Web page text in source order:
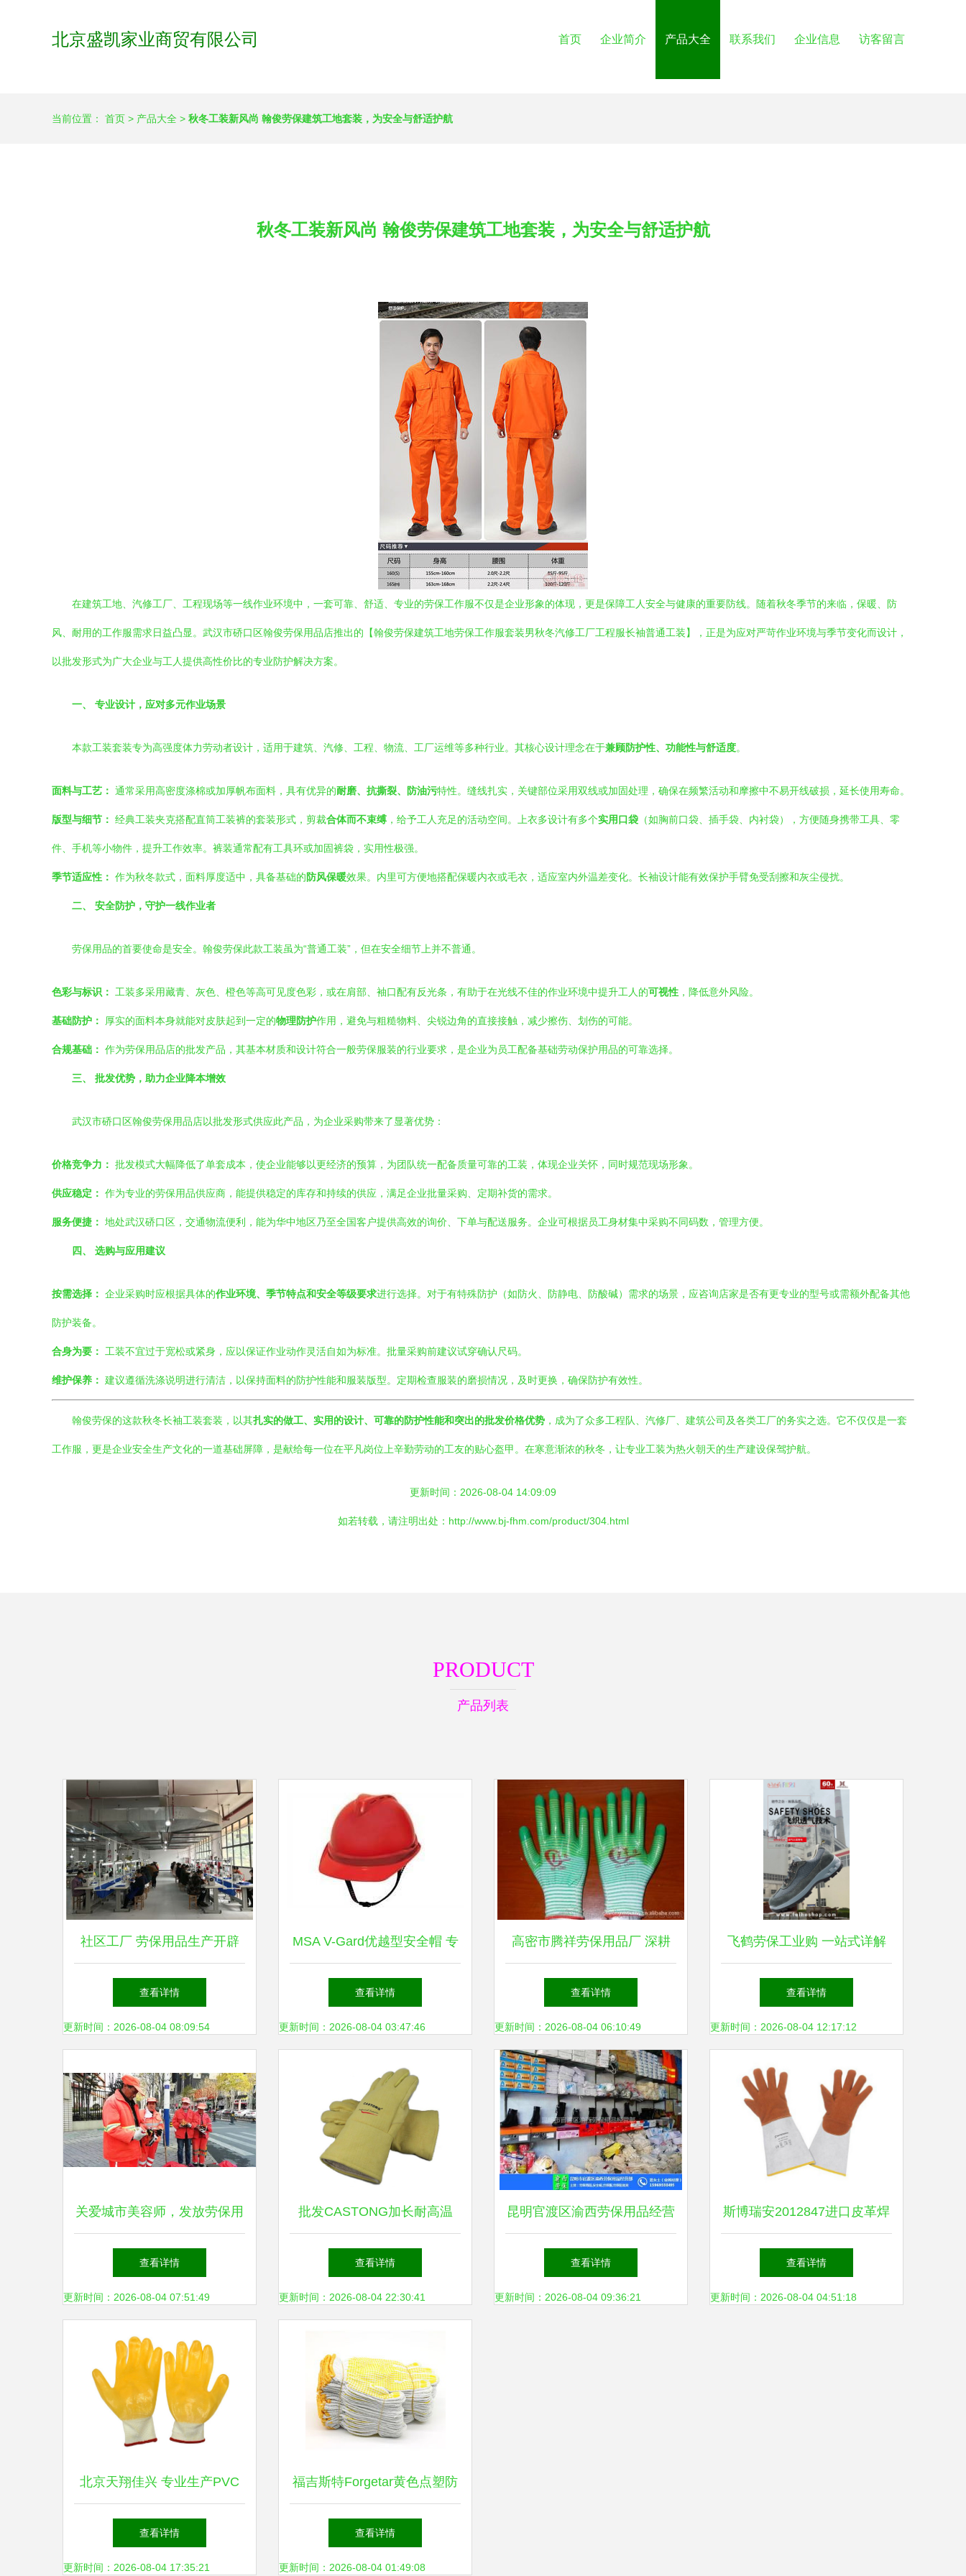
北京盛凯家业商贸有限公司 首页 企业简介 产品大全 联系我们 企业信息 访客留言
当前位置： 首页 > 产品大全 > 秋冬工装新风尚 翰俊劳保建筑工地套装，为安全与舒适护航
秋冬工装新风尚 翰俊劳保建筑工地套装，为安全与舒适护航
在建筑工地、汽修工厂、工程现场等一线作业环境中，一套可靠、舒适、专业的劳保工作服不仅是企业形象的体现，更是保障工人安全与健康的重要防线。随着秋冬季节的来临，保暖、防
风、耐用的工作服需求日益凸显。武汉市硚口区翰俊劳保用品店推出的【翰俊劳保建筑工地劳保工作服套装男秋冬汽修工厂工程服长袖普通工装】，正是为应对严苛作业环境与季节变化而设计，
以批发形式为广大企业与工人提供高性价比的专业防护解决方案。
一、 专业设计，应对多元作业场景
本款工装套装专为高强度体力劳动者设计，适用于建筑、汽修、工程、物流、工厂运维等多种行业。其核心设计理念在于兼顾防护性、功能性与舒适度。
面料与工艺： 通常采用高密度涤棉或加厚帆布面料，具有优异的耐磨、抗撕裂、防油污特性。缝线扎实，关键部位采用双线或加固处理，确保在频繁活动和摩擦中不易开线破损，延长使用寿命。
版型与细节： 经典工装夹克搭配直筒工装裤的套装形式，剪裁合体而不束缚 ，给予工人充足的活动空间。上衣多设计有多个实用口袋 （如胸前口袋、插手袋、内衬袋），方便随身携带工具、零
件、手机等小物件，提升工作效率。裤装通常配有工具环或加固裤袋，实用性极强。
季节适应性： 作为秋冬款式，面料厚度适中，具备基础的防风保暖效果。内里可方便地搭配保暖内衣或毛衣，适应室内外温差变化。长袖设计能有效保护手臂免受刮擦和灰尘侵扰。
二、 安全防护，守护一线作业者
劳保用品的首要使命是安全。翰俊劳保此款工装虽为“普通工装”，但在安全细节上并不普通。
色彩与标识： 工装多采用藏青、灰色、橙色等高可见度色彩，或在肩部、袖口配有反光条，有助于在光线不佳的作业环境中提升工人的可视性 ，降低意外风险。
基础防护： 厚实的面料本身就能对皮肤起到一定的物理防护作用，避免与粗糙物料、尖锐边角的直接接触，减少擦伤、划伤的可能。
合规基础： 作为劳保用品店的批发产品，其基本材质和设计符合一般劳保服装的行业要求，是企业为员工配备基础劳动保护用品的可靠选择。
三、 批发优势，助力企业降本增效
武汉市硚口区翰俊劳保用品店以批发形式供应此产品，为企业采购带来了显著优势：
价格竞争力： 批发模式大幅降低了单套成本，使企业能够以更经济的预算，为团队统一配备质量可靠的工装，体现企业关怀，同时规范现场形象。
供应稳定： 作为专业的劳保用品供应商，能提供稳定的库存和持续的供应，满足企业批量采购、定期补货的需求。
服务便捷： 地处武汉硚口区，交通物流便利，能为华中地区乃至全国客户提供高效的询价、下单与配送服务。企业可根据员工身材集中采购不同码数，管理方便。
四、 选购与应用建议
按需选择： 企业采购时应根据具体的作业环境、季节特点和安全等级要求进行选择。对于有特殊防护（如防火、防静电、防酸碱）需求的场景，应咨询店家是否有更专业的型号或需额外配备其他
防护装备。
合身为要： 工装不宜过于宽松或紧身，应以保证作业动作灵活自如为标准。批量采购前建议试穿确认尺码。
维护保养： 建议遵循洗涤说明进行清洁，以保持面料的防护性能和服装版型。定期检查服装的磨损情况，及时更换，确保防护有效性。
翰俊劳保的这款秋冬长袖工装套装，以其扎实的做工、实用的设计、可靠的防护性能和突出的批发价格优势 ，成为了众多工程队、汽修厂、建筑公司及各类工厂的务实之选。它不仅仅是一套
工作服，更是企业安全生产文化的一道基础屏障，是献给每一位在平凡岗位上辛勤劳动的工友的贴心盔甲。在寒意渐浓的秋冬，让专业工装为热火朝天的生产建设保驾护航。
更新时间：2026-08-04 14:09:09
如若转载，请注明出处：http://www.bj-fhm.com/product/304.html
PRODUCT
产品列表
社区工厂 劳保用品生产开辟
就近扶贫新路径
查看详情
更新时间：2026-08-04 08:09:54
MSA V-Gard优越型安全帽 专
业作业保护的首选劳保用品
查看详情
更新时间：2026-08-04 03:47:46
高密市腾祥劳保用品厂 深耕
劳保领域，守护职业安全
查看详情
更新时间：2026-08-04 06:10:49
飞鹤劳保工业购 一站式详解
劳保用品大类与采购
查看详情
更新时间：2026-08-04 12:17:12
关爱城市美容师，发放劳保用
品暖寒冬
查看详情
更新时间：2026-08-04 07:51:49
批发CASTONG加长耐高温
500度手套，正品卡司顿ABY-
系列专业劳保用品解析
查看详情
更新时间：2026-08-04 22:30:41
昆明官渡区渝西劳保用品经营
部 专业守护，安全无忧
查看详情
更新时间：2026-08-04 09:36:21
斯博瑞安2012847进口皮革焊
接隔热手套 专业防护的卓越
选择
查看详情
更新时间：2026-08-04 04:51:18
北京天翔佳兴 专业生产PVC
劳保安全防护手套，厂家直
销，支持混批
查看详情
更新时间：2026-08-04 17:35:21
福吉斯特Forgetar黄色点塑防
滑棉纱劳防手套 230mm 12副
装产品评测与劳保用品选购指
查看详情
更新时间：2026-08-04 01:49:08